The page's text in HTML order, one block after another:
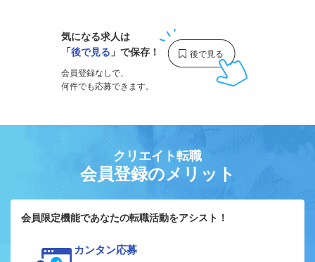
気になる求人は
「後で見る 」で保存！
会員登録なしで、
何件でも応募できます。
クリエイト転職
会員登録のメリット
会員限定機能であなたの転職活動をアシスト！
カンタン応募